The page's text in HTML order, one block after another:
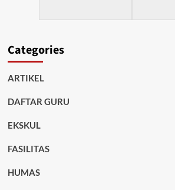
Categories
ARTIKEL
DAFTAR GURU
EKSKUL
FASILITAS
HUMAS